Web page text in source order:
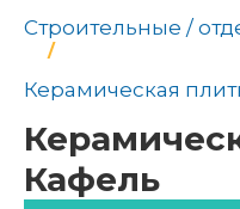
Строительные /
Керамическая
Кафель